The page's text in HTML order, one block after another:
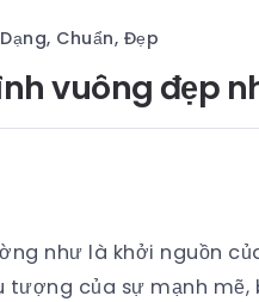
Chuẩn, Đẹp
vuông đẹp
như là khởi nguồn
tượng của sự mạnh